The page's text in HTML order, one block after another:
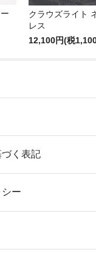
クラウズライト
レス
12,100円(税
く表記
ー